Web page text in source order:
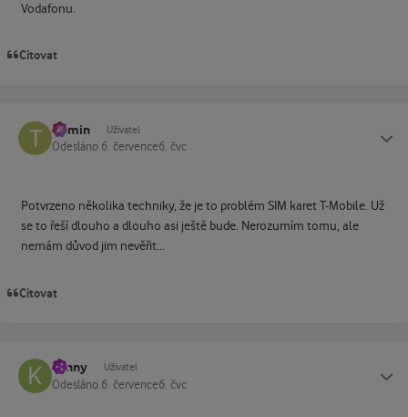
Vodafonu.
Citovat
tramin Uživatel
Odesláno 6. července6. čvc
Potvrzeno několika techniky, že je to problém SIM karet T-Mobile. Už
se to řeší dlouho a dlouho asi ještě bude. Nerozumím tomu, ale
nemám důvod jim nevěřit...
Citovat
kenny Uživatel
Odesláno 6. července6. čvc